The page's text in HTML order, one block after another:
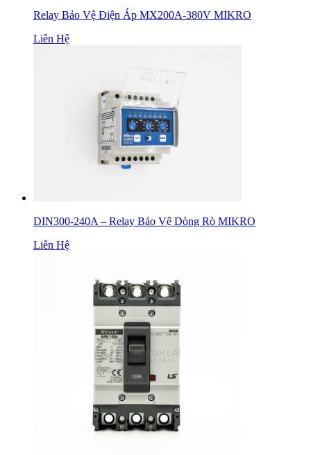
Relay Bảo Vệ Điện Áp MX200A-380V MIKRO
Liên Hệ
DIN300-240A – Relay Bảo Vệ Dòng Rò MIKRO
Liên Hệ